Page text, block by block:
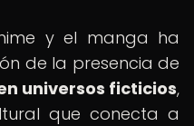
y el manga ha
de la presencia de
universos ficticios,
que conecta a